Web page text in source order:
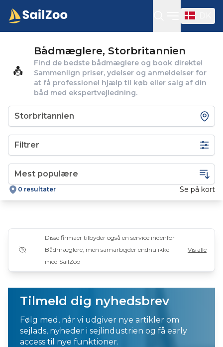
Open
Bådmæglere, Storbritannien
Find de bedste bådmæglere og book direkte!
Sammenlign priser, ydelser og anmeldelser for
at få professionel hjælp til køb eller salg af din
båd med ekspertvejledning.
Filtrer
0 resultater Se på kort
Disse firmaer tilbyder også en service indenfor
Bådmæglere, men samarbejder endnu ikke
med SailZoo
Vis alle
Tilmeld dig nyhedsbrev
Følg med, når vi udgiver nye artikler om
sejlads, nyheder i sejlindustrien og få early
access til nye funktioner.